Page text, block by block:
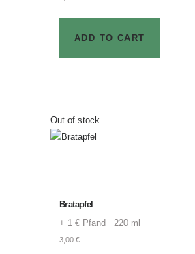
ADD TO CART
Out of stock
Bratapfel
+ 1 € Pfand 220 ml
3,00 €